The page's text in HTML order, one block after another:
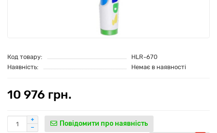
Код товару:
HLR-670
Наявність:
Немає в наявності
10 976 грн.
Повідомити про наявність